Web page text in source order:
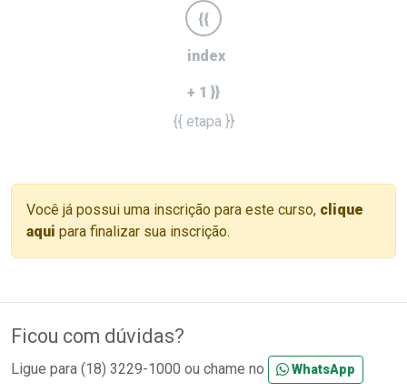
{{
index
+ 1 }}
{{ etapa }}
Você já possui uma inscrição para este curso, clique
aqui para finalizar sua inscrição.
Ficou com dúvidas?
Ligue para (18) 3229-1000 ou chame no WhatsApp